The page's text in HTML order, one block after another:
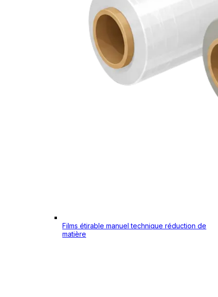
Films étirable manuel technique réduction de
matière